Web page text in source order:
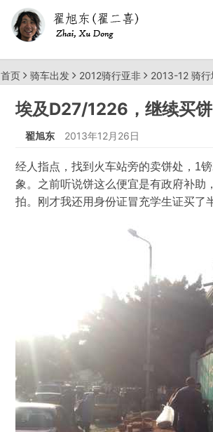
首页 骑车出发 2012骑行亚非 2013-12 骑行
埃及D27/1226，继续买饼
翟旭东 2013年12月26日
经人指点，找到火车站旁的卖饼处，1
象。之前听说饼这么便宜是有政府补助
拍。刚才我还用身份证冒充学生证买了